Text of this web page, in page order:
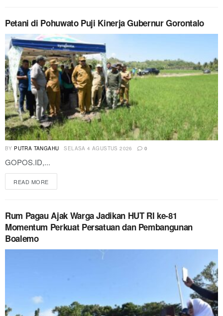
Petani di Pohuwato Puji Kinerja Gubernur Gorontalo
BY PUTRA TANGAHU SELASA 4 AGUSTUS 2026 0
GOPOS.ID,...
READ MORE
Rum Pagau Ajak Warga Jadikan HUT RI ke-81
Momentum Perkuat Persatuan dan Pembangunan
Boalemo